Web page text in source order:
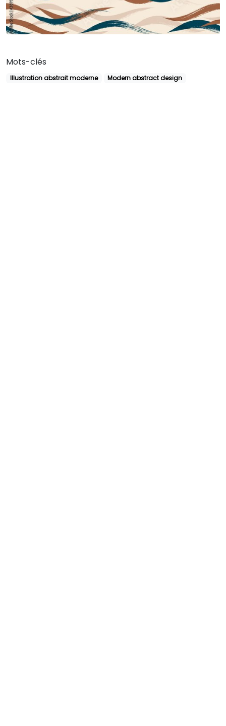
Mots-clés
Illustration abstrait moderne Modern abstract design